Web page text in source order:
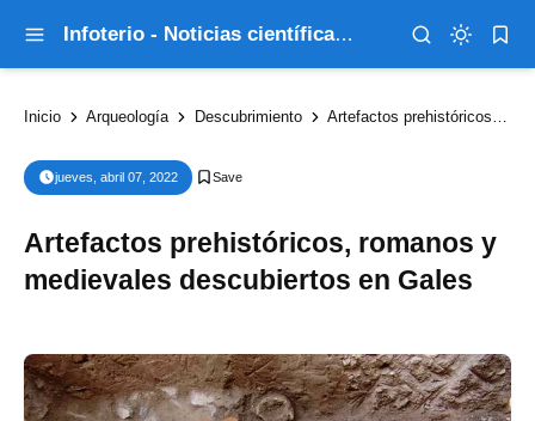
Infoterio - Noticias científicas que explican el mundo
Inicio Arqueología Descubrimiento Artefactos prehistóricos, romanos y medievales descubiertos en Gales
jueves, abril 07, 2022
Artefactos prehistóricos, romanos y
medievales descubiertos en Gales